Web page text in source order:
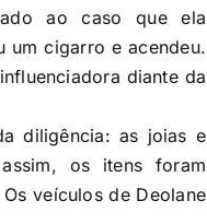
ao caso que ela
um cigarro e acendeu.
diante da
diligência: as joias e
os itens foram
veículos de Deolane